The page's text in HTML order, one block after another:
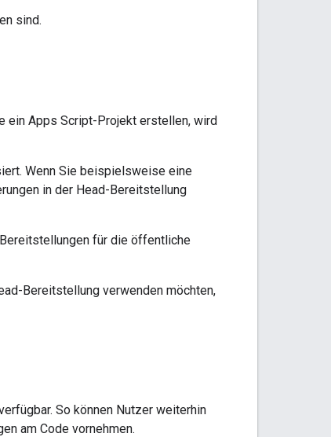
sind.
ein Apps Script-Projekt erstellen, wird
Wenn Sie beispielsweise eine
in der Head-Bereitstellung
für die öffentliche
Bereitstellung verwenden möchten,
So können Nutzer weiterhin
am Code vornehmen.